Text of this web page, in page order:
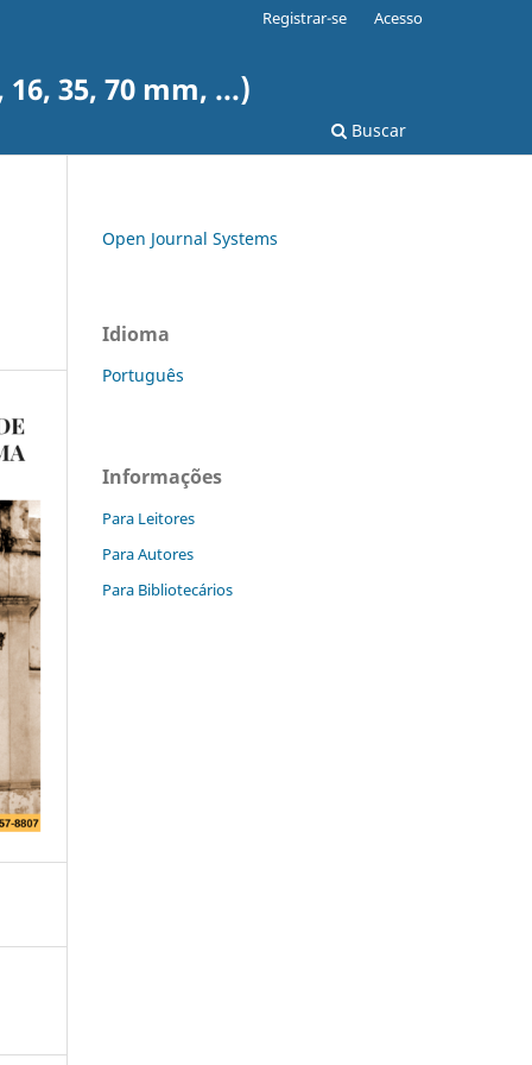
35, 70 mm, ...)
Buscar
Registrar-se Acesso
Open Journal Systems
Idioma
Português
Informações
Para Leitores
Para Autores
Para Bibliotecários